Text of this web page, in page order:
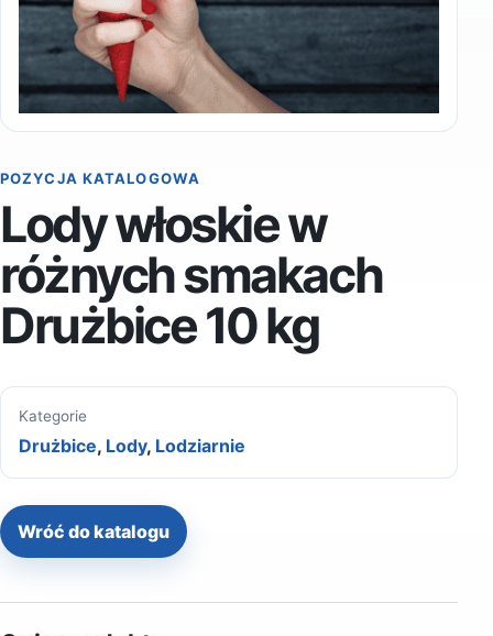
POZYCJA KATALOGOWA
Lody włoskie w
różnych smakach
Drużbice 10 kg
Kategorie
Drużbice, Lody, Lodziarnie
Wróć do katalogu